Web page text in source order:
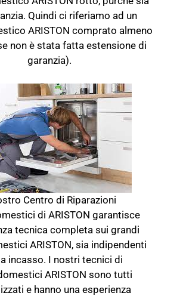
Quindi ci riferiamo ad un
ARISTON comprato almeno
non è stata fatta estensione di
garanzia).
Centro di Riparazioni
di ARISTON garantisce
tecnica completa sui grandi
ARISTON, sia indipendenti
incasso. I nostri tecnici di
ARISTON sono tutti
e hanno una esperienza